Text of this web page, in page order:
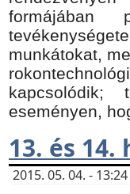
formájában
munkátokat,
eseményen,
13. és
2015. 05. 04. -